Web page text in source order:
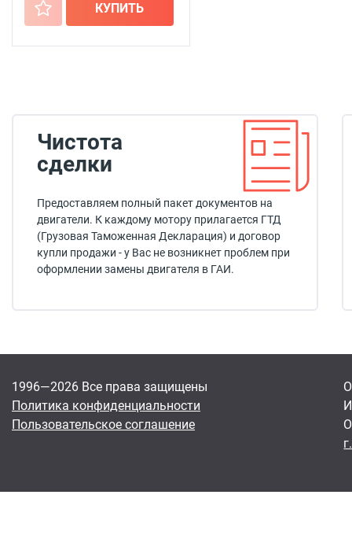
+ КУПИТЬ
Чистота
сделки
Предоставляем полный пакет документов на
двигатели. К каждому мотору прилагается ГТД
(Грузовая Таможенная Декларация) и договор
купли продажи - у Вас не возникнет проблем при
оформлении замены двигателя в ГАИ.
1996—2026 Все права защищены
Политика конфиденциальности
Пользовательское соглашение